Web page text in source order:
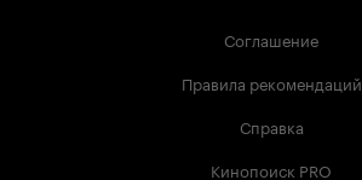
Соглашение
Правила рекомендаций
Справка
Кинопоиск PRO